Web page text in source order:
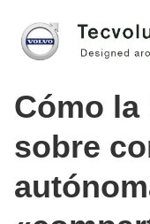
Cómo
sobre